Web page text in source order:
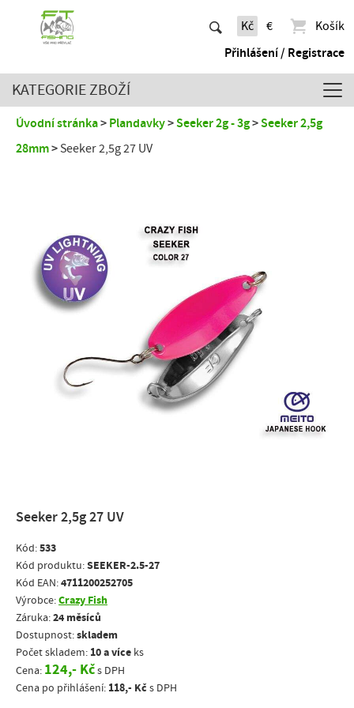
Kč €
Košík
Přihlášení / Registrace
KATEGORIE ZBOŽÍ
Úvodní stránka Plandavky Seeker 2g - 3g
Seeker 2,5g
28mm
Seeker 2,5g 27 UV
Seeker 2,5g 27 UV
Kód:533
Kód produktu:SEEKER-2.5-27
Kód EAN:4711200252705
Výrobce:Crazy Fish
Záruka:24 měsíců
Dostupnost:skladem
Počet skladem: 10 a více ks
Cena: 124,- Kčs DPH
Cena po přihlášení: 118,- Kč s DPH